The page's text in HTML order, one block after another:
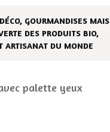
GOURMANDISES MAIS
DES PRODUITS BIO,
ARTISANAT DU MONDE